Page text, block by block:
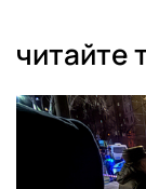
читайте